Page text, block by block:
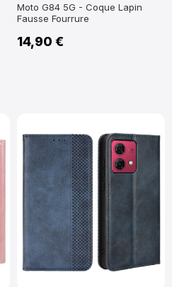
Moto G84 5G - Coque Lapin
Fausse Fourrure
14,90 €